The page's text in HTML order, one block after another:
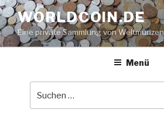
Zum
Inhalt
springen
WORLDCOIN.DE
Eine private Sammlung von Weltmünzen
Menü